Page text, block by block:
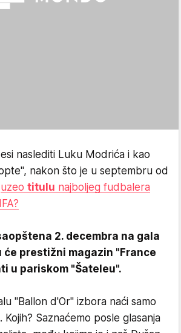
naslediti Luku Modrića i kao
nakon što je u septembru od
uzeo titulu najboljeg fudbalera
2. decembra na gala
će prestižni magazin "France
u pariskom "Šateleu".
"Ballon d'Or" izbora naći samo
Saznaćemo posle glasanja